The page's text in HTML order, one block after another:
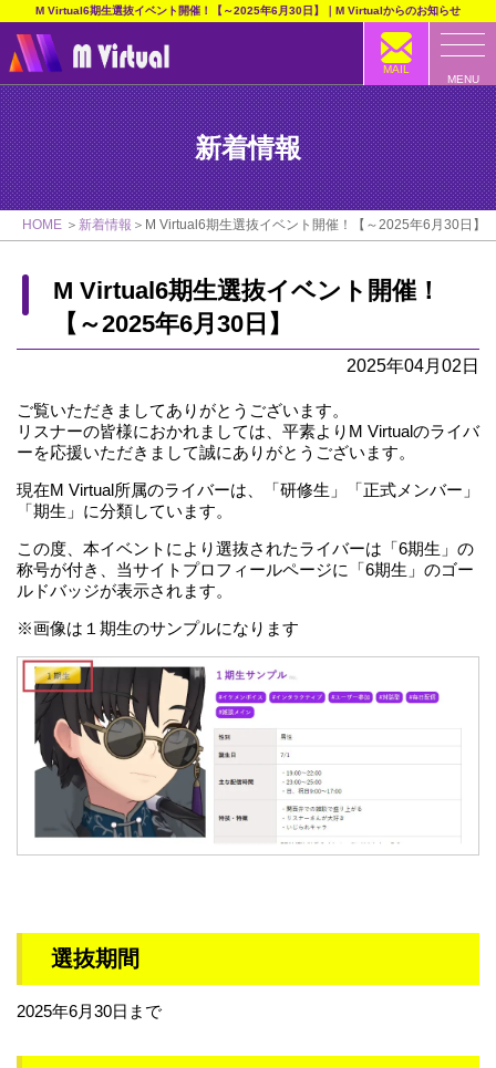
M Virtual6期生選抜イベント開催！【～2025年6月30日】｜M Virtualからのお知らせ
MENU
MAIL
新着情報
HOME 新着情報 M Virtual6期生選抜イベント開催！【～2025年6月30日】
M Virtual6期生選抜イベント開催！
【～2025年6月30日】
2025年04月02日
ご覧いただきましてありがとうございます。
リスナーの皆様におかれましては、平素よりM Virtualのライバ
ーを応援いただきまして誠にありがとうございます。
現在M Virtual所属のライバーは、「研修生」「正式メンバー」
「期生」に分類しています。
この度、本イベントにより選抜されたライバーは「6期生」の
称号が付き、当サイトプロフィールページに「6期生」のゴー
ルドバッジが表示されます。
※画像は１期生のサンプルになります
選抜期間
2025年6月30日まで